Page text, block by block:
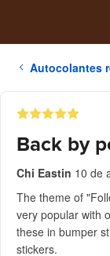
Autocolantes
Back by
Chi Eastin 10 de
The theme of
very popular with
these in bumper
stickers.